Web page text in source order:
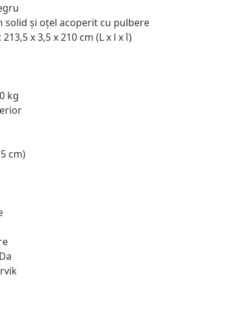
solid și oțel acoperit cu pulbere
x 3,5 x 210 cm (L x l x î)
kg
cm)